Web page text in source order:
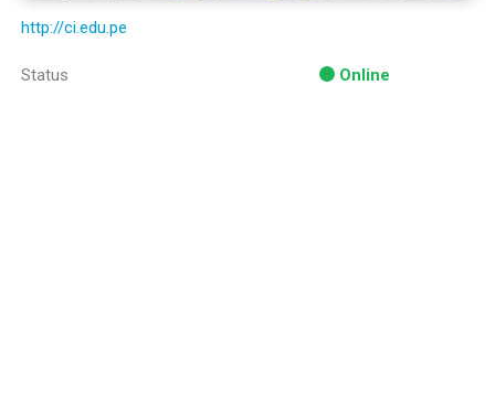
http://ci.edu.pe
Status Online